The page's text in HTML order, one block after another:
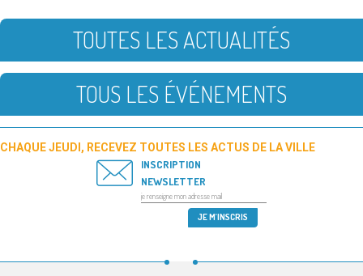
TOUTES LES ACTUALITÉS
TOUS LES ÉVÉNEMENTS
CHAQUE JEUDI, RECEVEZ TOUTES LES ACTUS DE LA VILLE
INSCRIPTION
NEWSLETTER